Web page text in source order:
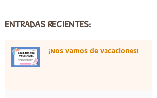
ENTRADAS RECIENTES:
¡Nos vamos de vacaciones!